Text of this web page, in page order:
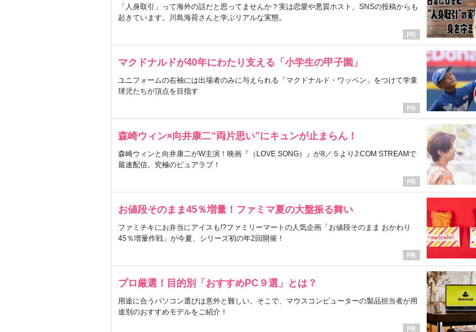
「人身取引」って海外の話だと思ってませんか？実は恋愛や悪質ホスト、SNSの投稿からも
起きています。川島海荷さんと学ぶリアルな実態。
マクドナルドが40年にわたり支える「小学生の甲子園」
ユニフォームの右袖には出場者のみに与えられる「マクドナルド・ワッペン」をつけて学童
球児たちが頂点を目指す
森崎ウィン×向井康二“両片思い”にキュンが止まらん！
森崎ウィンと向井康二がW主演！映画『（LOVE SONG）』が8／５よりJ:COM STREAMで
最速配信。究極のピュアラブ！
お値段そのまま45％増量！ファミマ夏の大盤振る舞い
ファミチキにお弁当にアイスも!?ファミリーマートの人気企画「お値段そのまま おかわり
45％増量作戦」が今夏、シリーズ初の年2回開催！
プロ厳選！目的別「おすすめPC９選」とは？
用途に合うパソコン選びは意外と難しい。そこで、マウスコンピューターの製品担当者が用
途別のおすすめモデルをご紹介！